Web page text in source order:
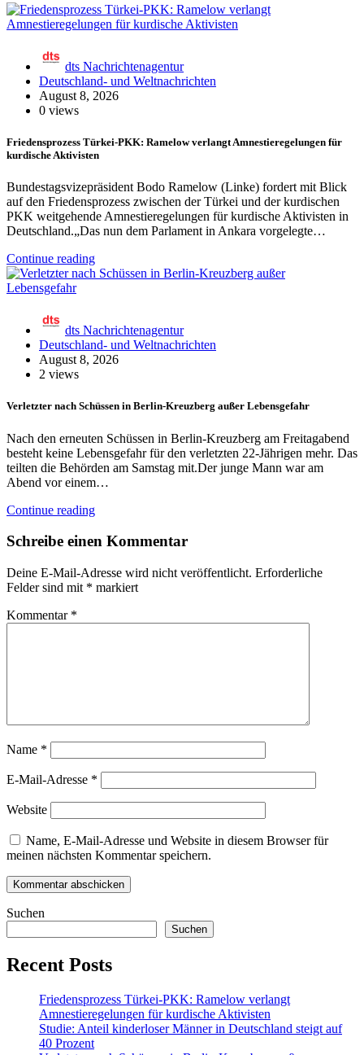
dts Nachrichtenagentur
Deutschland- und Weltnachrichten
August 8, 2026
0 views
Friedensprozess Türkei-PKK: Ramelow verlangt Amnestieregelungen für
kurdische Aktivisten
Bundestagsvizepräsident Bodo Ramelow (Linke) fordert mit Blick
auf den Friedensprozess zwischen der Türkei und der kurdischen
PKK weitgehende Amnestieregelungen für kurdische Aktivisten in
Deutschland.„Das nun dem Parlament in Ankara vorgelegte…
Continue reading
dts Nachrichtenagentur
Deutschland- und Weltnachrichten
August 8, 2026
2 views
Verletzter nach Schüssen in Berlin-Kreuzberg außer Lebensgefahr
Nach den erneuten Schüssen in Berlin-Kreuzberg am Freitagabend
besteht keine Lebensgefahr für den verletzten 22-Jährigen mehr. Das
teilten die Behörden am Samstag mit.Der junge Mann war am
Abend vor einem…
Continue reading
Schreibe einen Kommentar
Deine E-Mail-Adresse wird nicht veröffentlicht. Erforderliche
Felder sind mit * markiert
Kommentar *
Name *
E-Mail-Adresse *
Website
Name, E-Mail-Adresse und Website in diesem Browser für
meinen nächsten Kommentar speichern.
Suchen
Suchen
Recent Posts
Friedensprozess Türkei-PKK: Ramelow verlangt
Amnestieregelungen für kurdische Aktivisten
Studie: Anteil kinderloser Männer in Deutschland steigt auf
40 Prozent